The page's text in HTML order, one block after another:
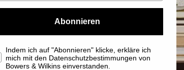
Abonnieren
Indem ich auf "Abonnieren" klicke, erkläre ich
mich mit den Datenschutzbestimmungen von
Bowers & Wilkins einverstanden.